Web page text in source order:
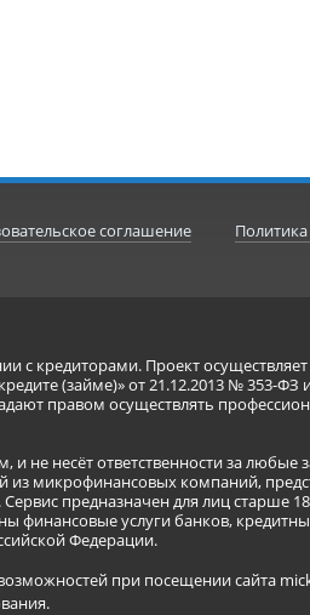
соглашение
с кредиторами. Проект
(займе)» от 21.12.2013 № 353-ФЗ
правом осуществлять
не несёт ответственности за
микрофинансовых компаний,
предназначен для лиц старше 18
финансовые услуги банков,
Федерации.
при посещении сайта
.